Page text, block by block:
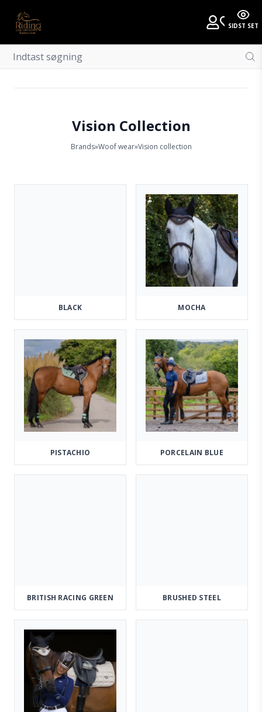
Vision Collection
Brands»Woof wear»Vision collection
BLACK MOCHA
PISTACHIO PORCELAIN BLUE
BRITISH RACING GREEN BRUSHED STEEL
SIDST SET